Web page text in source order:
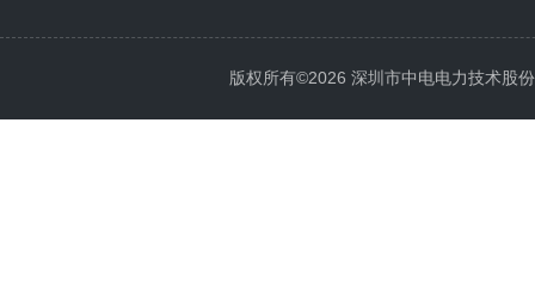
版权所有©2026 深圳市中电电力技术股